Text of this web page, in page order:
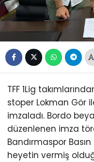
TFF 1Lig
stoper Lokman Gör
imzaladı. Bordo
düzenlenen imza
Bandırmaspor
heyetin vermiş